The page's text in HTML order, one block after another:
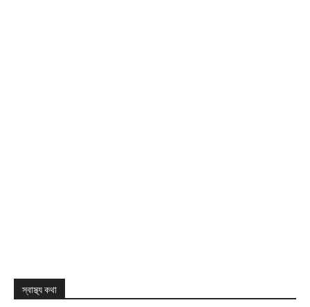
স্বাস্থ্য কথা